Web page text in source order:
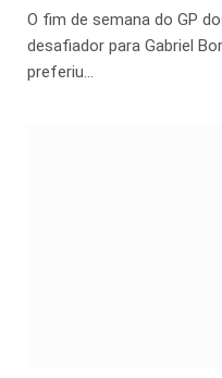
O fim de semana do GP
desafiador para Gabriel
preferiu…